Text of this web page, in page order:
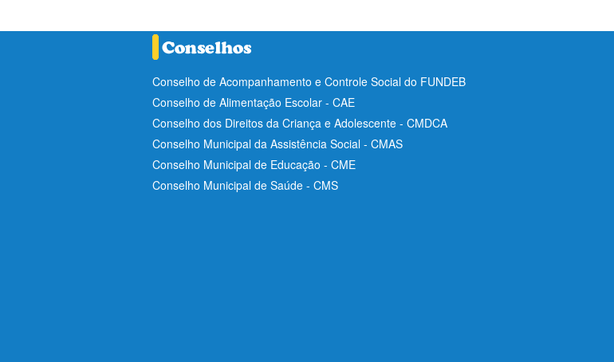
Conselho de Acompanhamento e Controle Social do FUNDEB
Conselho de Alimentação Escolar - CAE
Conselho dos Direitos da Criança e Adolescente - CMDCA
Conselho Municipal da Assistência Social - CMAS
Conselho Municipal de Educação - CME
Conselho Municipal de Saúde - CMS